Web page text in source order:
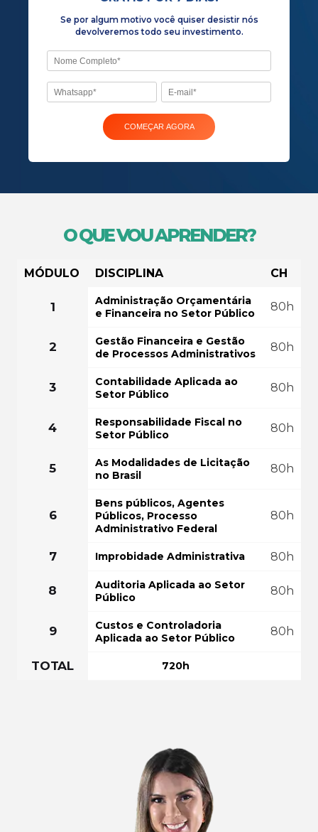
FAÇA SUA
GRÁTIS
Se por algum motivo você quiser
COMEÇAR AGORA
O QUE VOU APRENDER?
MÓDULO DISCIPLINA CH
1
Administração Orçamentária
e Financeira no Setor Público
80h
2
Gestão Financeira e Gestão
de Processos Administrativos
80h
3
Contabilidade Aplicada ao
Setor Público
80h
4
Responsabilidade Fiscal no
Setor Público
80h
5
As Modalidades de Licitação
no Brasil
80h
6
Bens públicos, Agentes
Públicos, Processo
Administrativo Federal
80h
7 Improbidade Administrativa 80h
8
Auditoria Aplicada ao Setor
Público
80h
9
Custos e Controladoria
Aplicada ao Setor Público
80h
TOTAL 720h